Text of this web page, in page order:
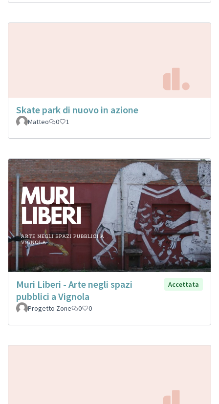
Skate park di nuovo in azione
Matteo 0 1
Muri Liberi - Arte negli spazi
pubblici a Vignola
Accettata
Progetto Zone 0 0